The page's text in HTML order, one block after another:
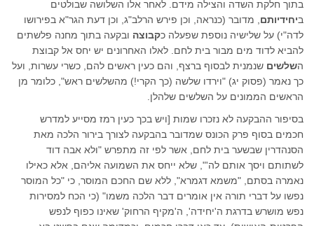
בתוך חלקת השדה והצילה מידם. לאחר אלו השלושה שבולטים
ביחידיותם , מדובר (כנראה, וכן פירש הרלב"ג, וכן דעת הגר"א בפירושו
לדה"י) על שלישיה נוספת שפעלה כקבוצה ובקעה בתוך מחנה פלשתים
להביא לדוד מים מבור בית לחם. לאלו האחרונים יש יחס אל קבוצת
השלשים שנמנית לבסוף ברצף, והם כעין ראשים להם, כשרי עשרות, ועל
כך נאמר (פסוק יג) "וירדו שלשה (כך הקרי!) מהשלשים ראש", כלומר מן
הראשים הממונים על השלשים שלהלן.
בסיפור ההבקעה לא נזכרו שמות [ויש בכך כעין רמז מסייע למדרש
חכמים בסוף פרק הכונס שמדובר בהבקעה לצורך בירור הלכה מאת
הסנהדרין שבשער בית לחם, אשר לפי זה מתפרש "ולא אבה דוד
לשתותם ויסך אותם לה'", שלא ייחס את השמועה אליהם, אלא כאילו
נאמרה בסתם, "משמא דגמרא", ללא שם החכם המוסר, כי "כל המוסר
נפשו על דברי תורה אין אומרים דבר הלכה משמו" (כי הכח למסירות
נפש מושרש בדרגת ה'יחידה', ה'מקיף הרחוק' שאינו כפוף לנפש